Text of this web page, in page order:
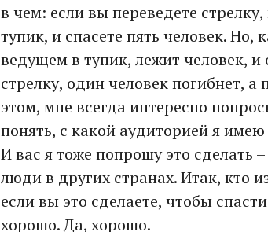
в чем: если вы переведете
тупик, и спасете пять человек. Но,
ведущем в тупик, лежит человек, и
стрелку, один человек погибнет,
этом, мне всегда интересно
понять, с какой аудиторией я
И вас я тоже попрошу это сделать
люди в других странах. Итак, кто
если вы это сделаете, чтобы
хорошо. Да, хорошо.